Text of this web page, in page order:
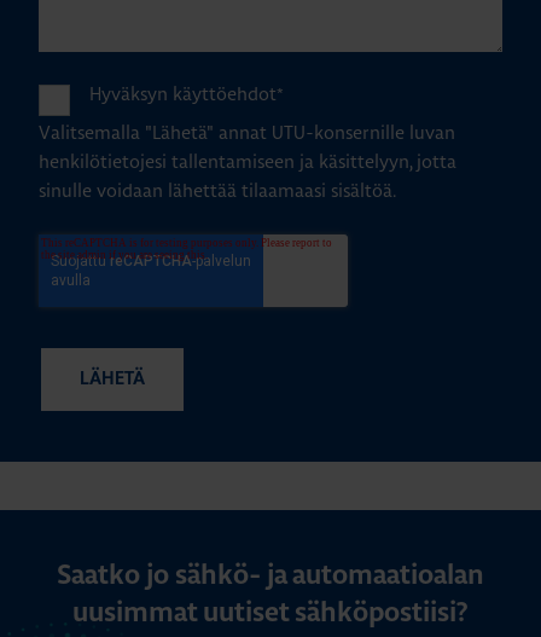
Hyväksyn käyttöehdot*
Valitsemalla "Lähetä" annat UTU-konsernille luvan
henkilötietojesi tallentamiseen ja käsittelyyn, jotta
sinulle voidaan lähettää tilaamaasi sisältöä.
Saatko jo sähkö- ja automaatioalan
uusimmat uutiset sähköpostiisi?